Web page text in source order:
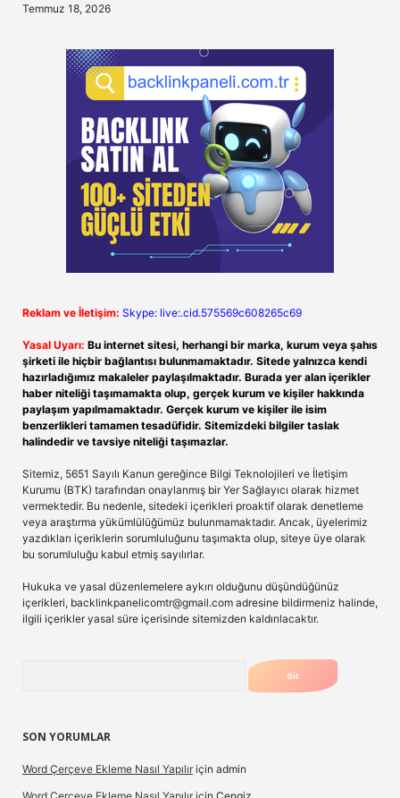
Temmuz 18, 2026
Reklam ve İletişim: Skype: live:.cid.575569c608265c69
Yasal Uyarı: Bu internet sitesi, herhangi bir marka, kurum veya şahıs
şirketi ile hiçbir bağlantısı bulunmamaktadır. Sitede yalnızca kendi
hazırladığımız makaleler paylaşılmaktadır. Burada yer alan içerikler
haber niteliği taşımamakta olup, gerçek kurum ve kişiler hakkında
paylaşım yapılmamaktadır. Gerçek kurum ve kişiler ile isim
benzerlikleri tamamen tesadüfidir. Sitemizdeki bilgiler taslak
halindedir ve tavsiye niteliği taşımazlar.
Sitemiz, 5651 Sayılı Kanun gereğince Bilgi Teknolojileri ve İletişim
Kurumu (BTK) tarafından onaylanmış bir Yer Sağlayıcı olarak hizmet
vermektedir. Bu nedenle, sitedeki içerikleri proaktif olarak denetleme
veya araştırma yükümlülüğümüz bulunmamaktadır. Ancak, üyelerimiz
yazdıkları içeriklerin sorumluluğunu taşımakta olup, siteye üye olarak
bu sorumluluğu kabul etmiş sayılırlar.
Hukuka ve yasal düzenlemelere aykırı olduğunu düşündüğünüz
içerikleri, backlinkpanelicomtr@gmail.com adresine bildirmeniz halinde,
ilgili içerikler yasal süre içerisinde sitemizden kaldırılacaktır.
SON YORUMLAR
Word Çerçeve Ekleme Nasıl Yapılır için admin